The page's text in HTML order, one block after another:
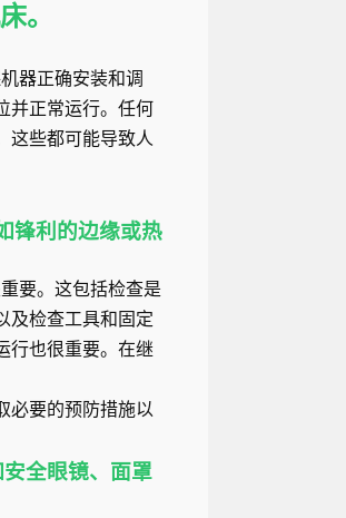
。
器正确安装和调
并正常运行。任何
这些都可能导致人
锋利的边缘或热
要。这包括检查是
及检查工具和固定
行也很重要。在继
必要的预防措施以
全眼镜、面罩